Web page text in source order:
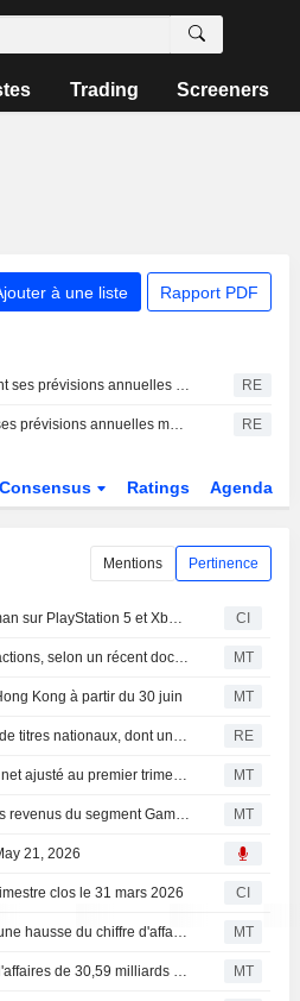
Trading Screeners
à une liste Rapport PDF
Mattel maintient ses prévisions annuelles mais manque les estimations de bénéfice trimestriel, pénalisé par la hausse des coûts RE
Mattel réitère ses prévisions annuelles mais manque les estimations de bénéfice trimestriel en raison de la hausse des coûts RE
Consensus Ratings Agenda
Mentions Pertinence
NetEase Games et Starry Studio lancent Once Human sur PlayStation 5 et Xbox Series X|S avec une nouvelle vue à la première personne et le cross-play intégral CI
Un dirigeant de NetEase cède pour 1 283 000 $ d'actions, selon un récent document de la SEC MT
Kong à partir du 30 juin MT
Jeux vidéo : la Chine approuve une nouvelle série de titres nationaux, dont un projet de NetEase RE
L'action NetEase recule après la baisse du résultat net ajusté au premier trimestre MT
NetEase : le bénéfice du T1 progresse, porté par les revenus du segment Gaming MT
21, 2026
clos le 31 mars 2026 CI
NetEase : repli du résultat net ajusté au T1 malgré une hausse du chiffre d'affaires MT
Flash résultats (NTES) : NetEase publie un chiffre d'affaires de 30,59 milliards de yuans au premier trimestre, contre 29,34 milliards attendus par le consensus FactSet MT